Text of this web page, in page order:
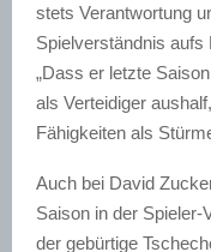
stets Verantwortung
Spielverständnis aufs
„Dass er letzte
als Verteidiger
Fähigkeiten als
Auch bei David
Saison in der Spieler-
der gebürtige